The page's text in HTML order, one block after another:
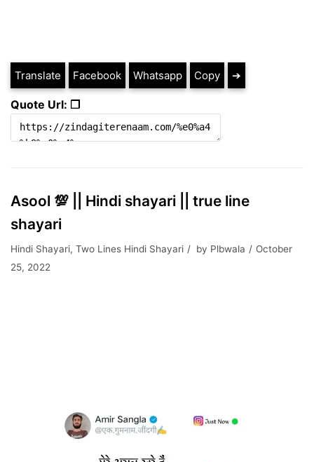
Translate Facebook Whatsapp Copy ➔
Quote Url: ❐
Asool 💯 || Hindi shayari || true line
shayari
Hindi Shayari, Two Lines Hindi Shayari by Plbwala
October
25, 2022